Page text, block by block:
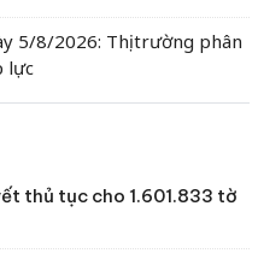
5/8/2026: Thị trường phân
lực
thủ tục cho 1.601.833 tờ